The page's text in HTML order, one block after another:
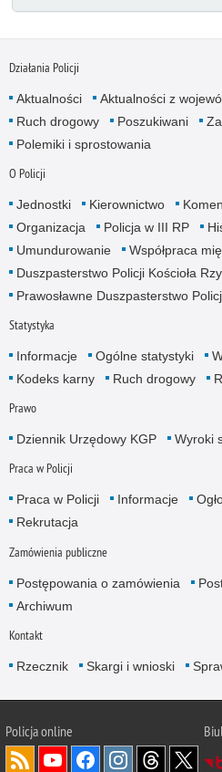
Działania Policji
Aktualności Aktualności z
Ruch drogowy
Poszukiwani
Polemiki i sprostowania
O Policji
Jednostki Kierownictwo
Organizacja
Policja w III RP
Umundurowanie
Współpraca
Duszpasterstwo Policji Kościoła
Prawosławne Duszpasterstwo
Statystyka
Informacje Ogólne statystyki
Kodeks karny
Ruch drogowy
Prawo
Dziennik Urzędowy KGP Wyroki
Praca w Policji
Praca w Policji Informacje
Rekrutacja
Zamówienia publiczne
Postępowania o zamówienia
Archiwum
Kontakt
Rzecznik Skargi i wnioski
Policjaonline